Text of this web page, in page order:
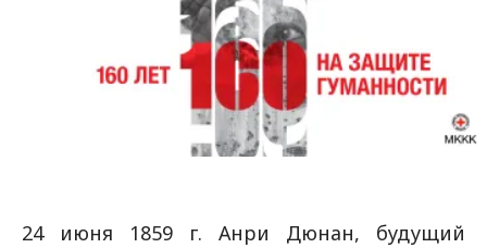
24 июня 1859 г. Анри Дюнан, будущий